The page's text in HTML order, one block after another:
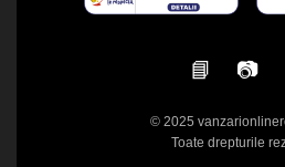
📘 📷
© 2025
Toate drepturile